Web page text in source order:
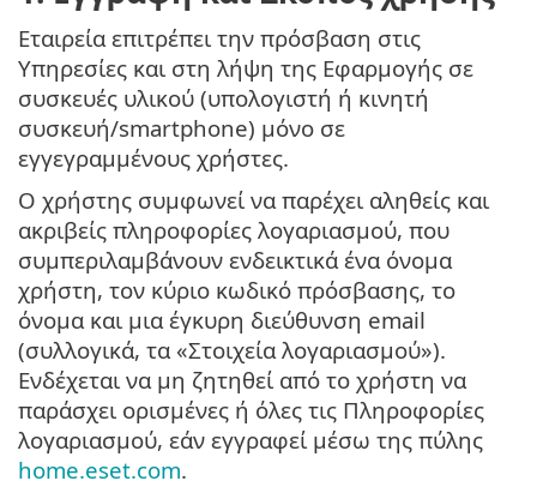
Εταιρεία επιτρέπει την πρόσβαση στις
Υπηρεσίες και στη λήψη της Εφαρμογής σε
συσκευές υλικού (υπολογιστή ή κινητή
συσκευή/smartphone) μόνο σε
εγγεγραμμένους χρήστες.
Ο χρήστης συμφωνεί να παρέχει αληθείς και
ακριβείς πληροφορίες λογαριασμού, που
συμπεριλαμβάνουν ενδεικτικά ένα όνομα
χρήστη, τον κύριο κωδικό πρόσβασης, το
όνομα και μια έγκυρη διεύθυνση email
(συλλογικά, τα «Στοιχεία λογαριασμού»).
Ενδέχεται να μη ζητηθεί από το χρήστη να
παράσχει ορισμένες ή όλες τις Πληροφορίες
λογαριασμού, εάν εγγραφεί μέσω της πύλης
home.eset.com.